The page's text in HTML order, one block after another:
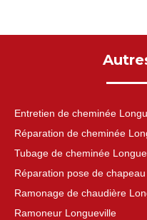
Entretien de cheminée
Réparation de cheminée
Tubage de cheminée
Réparation pose de
Ramonage de chaudière
Ramoneur Longueville